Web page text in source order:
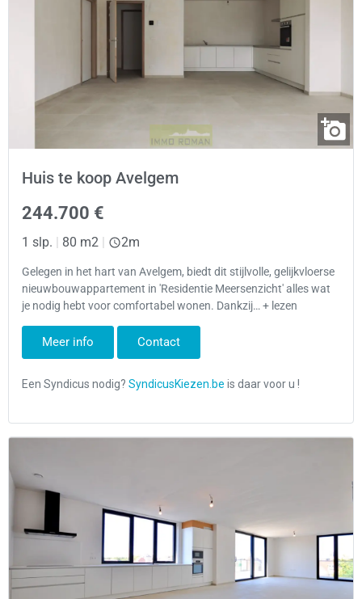
Huis te koop Avelgem
244.700 €
1 slp. | 80 m2 | 2m
Gelegen in het hart van Avelgem, biedt dit stijlvolle, gelijkvloerse
nieuwbouwappartement in 'Residentie Meersenzicht' alles wat
je nodig hebt voor comfortabel wonen. Dankzij… + lezen
Meer info Contact